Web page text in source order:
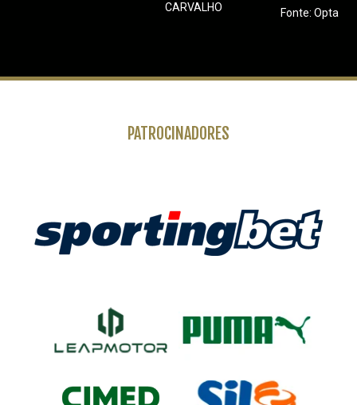
CARVALHO
Fonte: Opta
PATROCINADORES